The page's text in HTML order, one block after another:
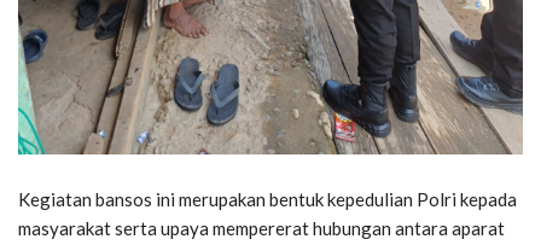
Kegiatan bansos ini merupakan bentuk kepedulian Polri kepada
masyarakat serta upaya mempererat hubungan antara aparat